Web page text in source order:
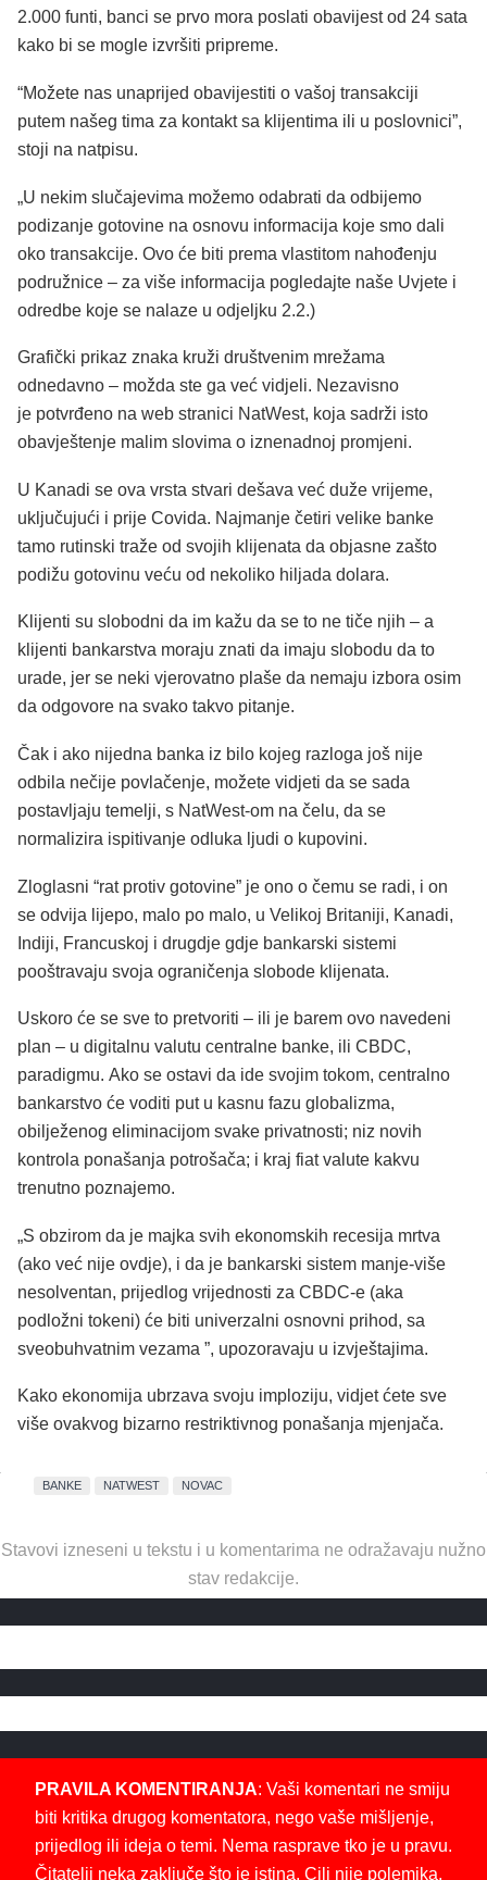
2.000 funti, banci se prvo mora poslati obavijest od 24 sata
kako bi se mogle izvršiti pripreme.
“Možete nas unaprijed obavijestiti o vašoj transakciji
putem našeg tima za kontakt sa klijentima ili u poslovnici”,
stoji na natpisu.
„U nekim slučajevima možemo odabrati da odbijemo
podizanje gotovine na osnovu informacija koje smo dali
oko transakcije. Ovo će biti prema vlastitom nahođenju
podružnice – za više informacija pogledajte naše Uvjete i
odredbe koje se nalaze u odjeljku 2.2.)
Grafički prikaz znaka kruži društvenim mrežama
odnedavno – možda ste ga već vidjeli. Nezavisno
je potvrđeno na web stranici NatWest, koja sadrži isto
obavještenje malim slovima o iznenadnoj promjeni.
U Kanadi se ova vrsta stvari dešava već duže vrijeme,
uključujući i prije Covida. Najmanje četiri velike banke
tamo rutinski traže od svojih klijenata da objasne zašto
podižu gotovinu veću od nekoliko hiljada dolara.
Klijenti su slobodni da im kažu da se to ne tiče njih – a
klijenti bankarstva moraju znati da imaju slobodu da to
urade, jer se neki vjerovatno plaše da nemaju izbora osim
da odgovore na svako takvo pitanje.
Čak i ako nijedna banka iz bilo kojeg razloga još nije
odbila nečije povlačenje, možete vidjeti da se sada
postavljaju temelji, s NatWest-om na čelu, da se
normalizira ispitivanje odluka ljudi o kupovini.
Zloglasni “rat protiv gotovine” je ono o čemu se radi, i on
se odvija lijepo, malo po malo, u Velikoj Britaniji, Kanadi,
Indiji, Francuskoj i drugdje gdje bankarski sistemi
pooštravaju svoja ograničenja slobode klijenata.
Uskoro će se sve to pretvoriti – ili je barem ovo navedeni
plan – u digitalnu valutu centralne banke, ili CBDC,
paradigmu. Ako se ostavi da ide svojim tokom, centralno
bankarstvo će voditi put u kasnu fazu globalizma,
obilježenog eliminacijom svake privatnosti; niz novih
kontrola ponašanja potrošača; i kraj fiat valute kakvu
trenutno poznajemo.
„S obzirom da je majka svih ekonomskih recesija mrtva
(ako već nije ovdje), i da je bankarski sistem manje-više
nesolventan, prijedlog vrijednosti za CBDC-e (aka
podložni tokeni) će biti univerzalni osnovni prihod, sa
sveobuhvatnim vezama ”, upozoravaju u izvještajima.
Kako ekonomija ubrzava svoju imploziju, vidjet ćete sve
više ovakvog bizarno restriktivnog ponašanja mjenjača.
BANKE NATWEST NOVAC
Stavovi izneseni u tekstu i u komentarima ne odražavaju nužno
stav redakcije.
PRAVILA KOMENTIRANJA: Vaši komentari ne smiju
biti kritika drugog komentatora, nego vaše mišljenje,
prijedlog ili ideja o temi. Nema rasprave tko je u pravu.
Čitatelji neka zaključe što je istina. Cilj nije polemika,